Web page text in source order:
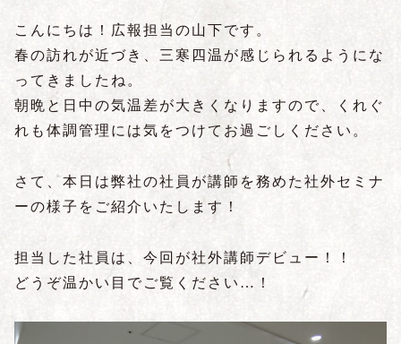
こんにちは！広報担当の山下です。
春の訪れが近づき、三寒四温が感じられるようにな
ってきましたね。
朝晩と日中の気温差が大きくなりますので、くれぐ
れも体調管理には気をつけてお過ごしください。
さて、本日は弊社の社員が講師を務めた社外セミナ
ーの様子をご紹介いたします！
担当した社員は、今回が社外講師デビュー！！
どうぞ温かい目でご覧ください…！